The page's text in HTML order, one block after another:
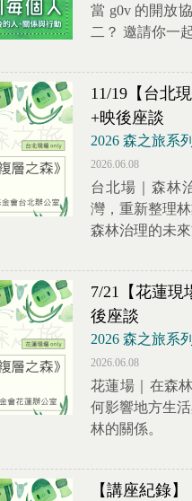
當 g0v 的開放
二？ 邀請你一
11/19【台北
+映後座談
2026 森之旅系
2026.06.08
台北場｜森林
灣，重新整理
森林治理的未來
7/21【花蓮現
後座談
2026 森之旅系
2026.06.08
花蓮場｜在森
何影響地方生
林的關係。
【講座紀錄